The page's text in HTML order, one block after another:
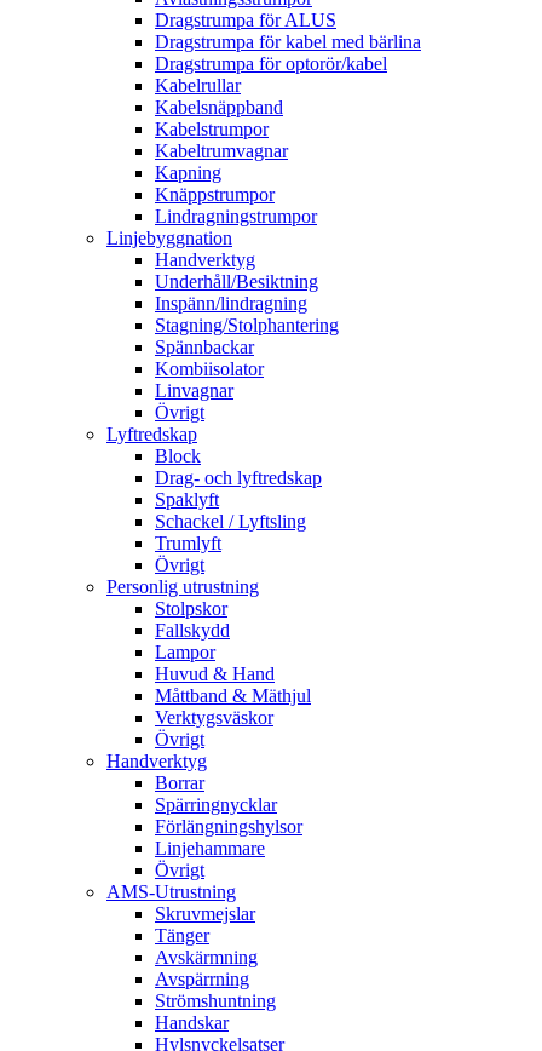
Dragstrumpa för ALUS
Dragstrumpa för kabel med bärlina
Dragstrumpa för optorör/kabel
Kabelrullar
Kabelsnäppband
Kabelstrumpor
Kabeltrumvagnar
Kapning
Knäppstrumpor
Lindragningstrumpor
Linjebyggnation
Handverktyg
Underhåll/Besiktning
Inspänn/lindragning
Stagning/Stolphantering
Spännbackar
Kombiisolator
Linvagnar
Övrigt
Lyftredskap
Block
Drag- och lyftredskap
Spaklyft
Schackel / Lyftsling
Trumlyft
Övrigt
Personlig utrustning
Stolpskor
Fallskydd
Lampor
Huvud & Hand
Måttband & Mäthjul
Verktygsväskor
Övrigt
Handverktyg
Borrar
Spärringnycklar
Förlängningshylsor
Linjehammare
Övrigt
AMS-Utrustning
Skruvmejslar
Tänger
Avskärmning
Avspärrning
Strömshuntning
Handskar
Hylsnyckelsatser